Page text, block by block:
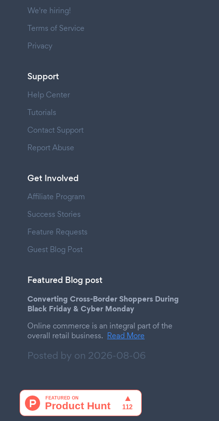
We're hiring!
Terms of Service
Privacy
Support
Help Center
Tutorials
Contact Support
Report Abuse
Get Involved
Affiliate Program
Success Stories
Feature Requests
Guest Blog Post
Featured Blog post
Converting Cross-Border Shoppers During
Black Friday & Cyber Monday
Online commerce is an integral part of the
overall retail business. Read More
Posted by on 2026-08-06